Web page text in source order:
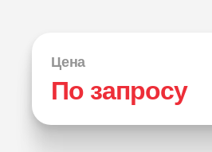
Цена
По запросу